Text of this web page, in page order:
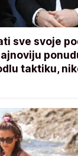
sve svoje
taktiku,